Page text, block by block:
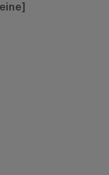
Schaltflächen